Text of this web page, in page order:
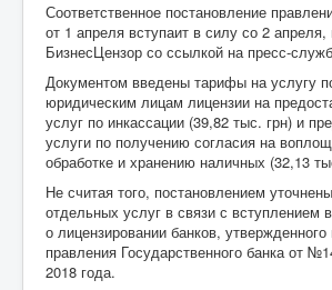
Соответственное постановление
от 1 апреля вступаит в силу со 2 апреля,
БизнесЦензор со ссылкой на пресс-
Документом введены тарифы на услугу
юридическим лицам лицензии на
услуг по инкассации (39,82 тыс. грн) и
услуги по получению согласия на
обработке и хранению наличных (32,13
Не считая того, постановлением
отдельных услуг в связи с вступлением
о лицензировании банков,
правления Государственного банка от
2018 года.